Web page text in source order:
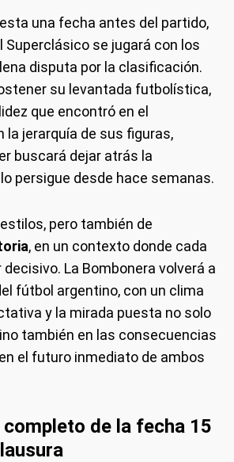
una fecha antes del partido,
Superclásico se jugará con los
disputa por la clasificación.
su levantada futbolística,
que encontró en el
la jerarquía de sus figuras,
buscará dejar atrás la
persigue desde hace semanas.
pero también de
, en un contexto donde cada
La Bombonera volverá a
fútbol argentino, con un clima
y la mirada puesta no solo
también en las consecuencias
el futuro inmediato de ambos
de la fecha 15